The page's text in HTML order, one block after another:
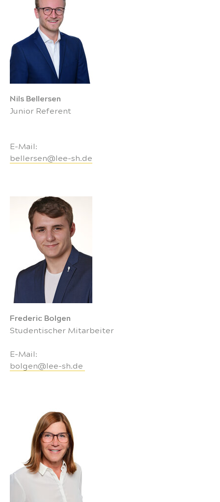
Nils Bellersen
Junior Referent
E-Mail:
bellersen@lee-sh.de
Frederic Bolgen
Studentischer Mitarbeiter
E-Mail:
bolgen@lee-sh.de